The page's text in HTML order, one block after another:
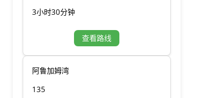
3小时30分钟
查看路线
阿鲁加姆湾
135